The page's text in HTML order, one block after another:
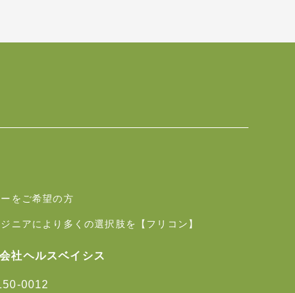
をご希望の方
ニアにより多くの選択肢を【フリコン】
社ヘルスベイシス
0012